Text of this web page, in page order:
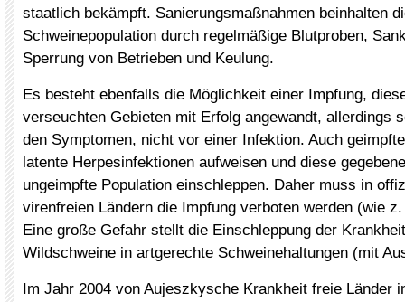
staatlich bekämpft. Sanierungsmaßnahmen beinhalten
Schweinepopulation durch regelmäßige Blutproben,
Sperrung von Betrieben und Keulung.
Es besteht ebenfalls die Möglichkeit einer Impfung,
verseuchten Gebieten mit Erfolg angewandt, allerdings
den Symptomen, nicht vor einer Infektion. Auch
latente Herpesinfektionen aufweisen und diese
ungeimpfte Population einschleppen. Daher muss in
virenfreien Ländern die Impfung verboten werden (wie
Eine große Gefahr stellt die Einschleppung der
Wildschweine in artgerechte Schweinehaltungen (mit
Im Jahr 2004 von Aujeszkysche Krankheit freie Länder